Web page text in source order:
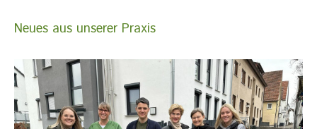
Neues aus unserer Praxis